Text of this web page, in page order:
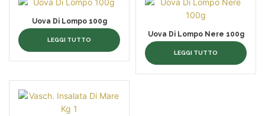
Uova Di Lompo 100g
LEGGI TUTTO
Uova Di Lompo Nere 100g
LEGGI TUTTO